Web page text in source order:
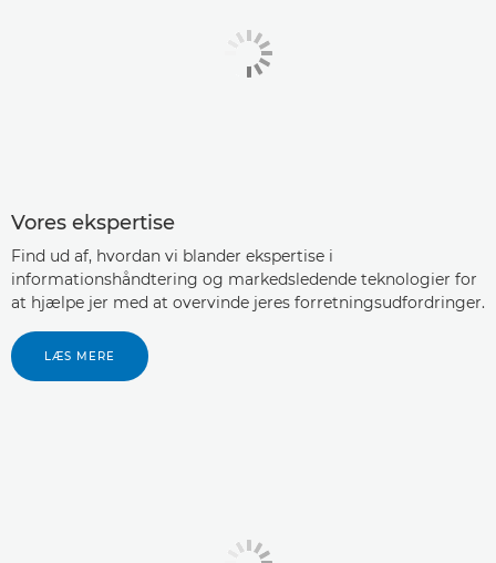
Vores ekspertise
Find ud af, hvordan vi blander ekspertise i
informationshåndtering og markedsledende teknologier for
at hjælpe jer med at overvinde jeres forretningsudfordringer.
LÆS MERE